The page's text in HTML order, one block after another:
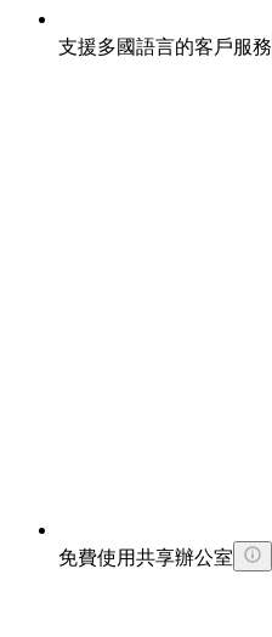
支援多國語言的客戶服務
免費使用共享辦公室